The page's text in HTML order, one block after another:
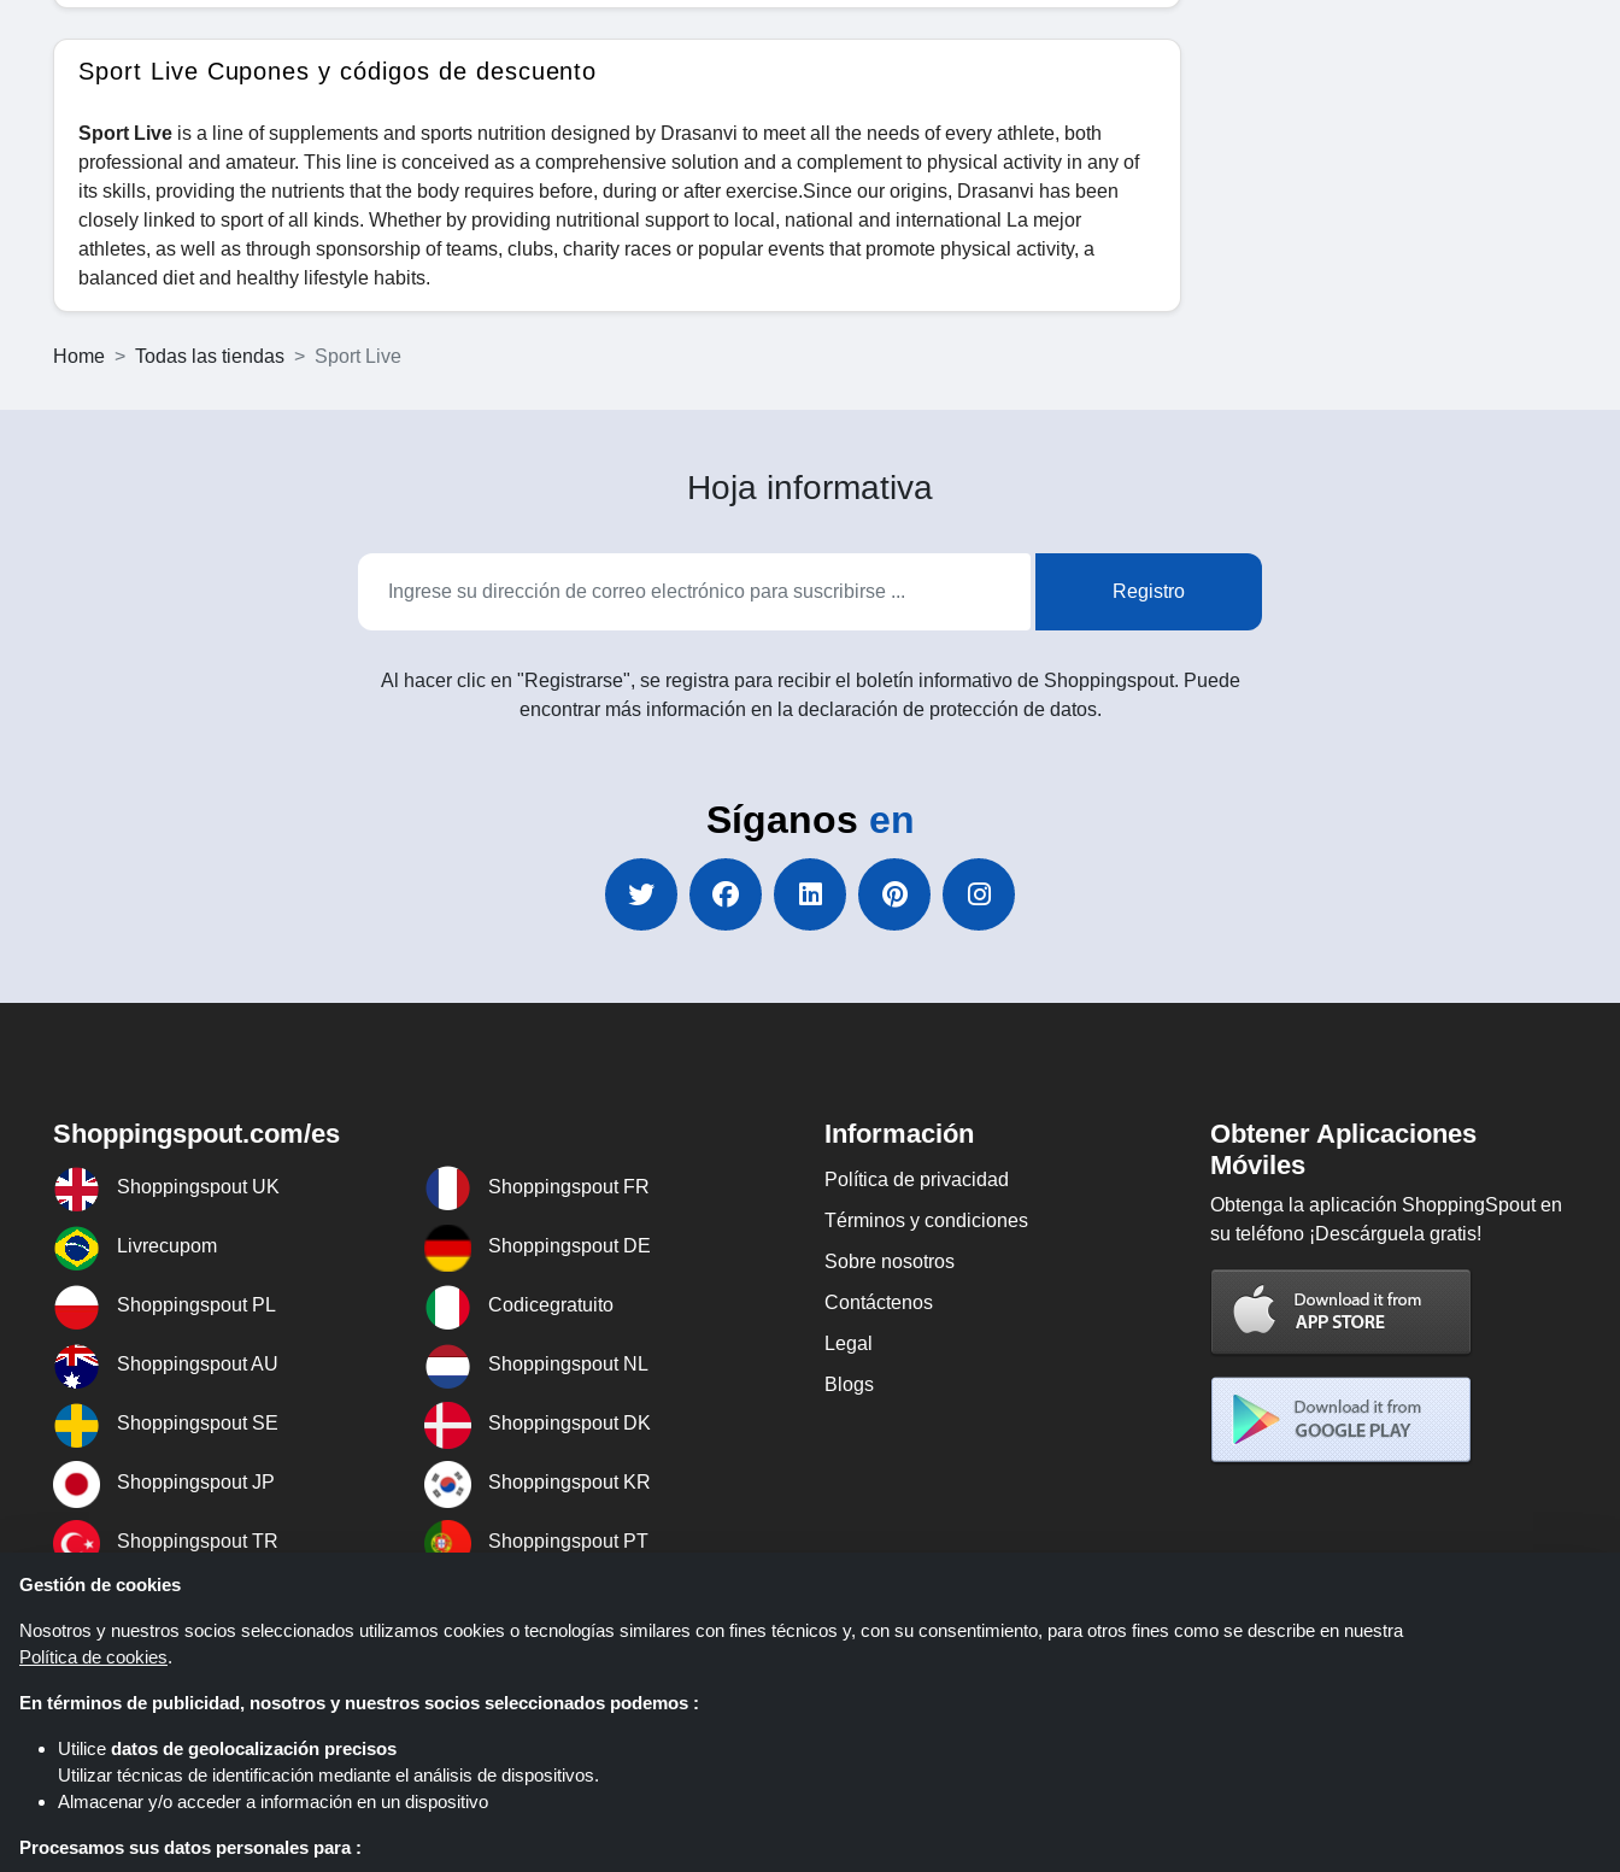
Sport Live Cupones y códigos de descuento
Sport Live is a line of supplements and sports nutrition designed by Drasanvi to meet all the needs of every athlete, both
professional and amateur. This line is conceived as a comprehensive solution and a complement to physical activity in any of
its skills, providing the nutrients that the body requires before, during or after exercise.Since our origins, Drasanvi has been
closely linked to sport of all kinds. Whether by providing nutritional support to local, national and international La mejor
athletes, as well as through sponsorship of teams, clubs, charity races or popular events that promote physical activity, a
balanced diet and healthy lifestyle habits.
Home Todas las tiendas Sport Live
Hoja informativa
Registro
Al hacer clic en "Registrarse", se registra para recibir el boletín informativo de Shoppingspout. Puede
encontrar más información en la declaración de protección de datos.
Síganos en
Shoppingspout.com/es
Shoppingspout UK Shoppingspout FR
Livrecupom Shoppingspout DE
Shoppingspout PL Codicegratuito
Shoppingspout AU Shoppingspout NL
Shoppingspout SE Shoppingspout DK
Shoppingspout JP Shoppingspout KR
Shoppingspout TR Shoppingspout PT
Información
Política de privacidad
Términos y condiciones
Sobre nosotros
Contáctenos
Legal
Blogs
Obtener Aplicaciones
Móviles
Obtenga la aplicación ShoppingSpout en
su teléfono ¡Descárguela gratis!
Shoppingspout.com/es es un sitio web que presenta ofertas, descuentos y cupones; Estas ofertas u ofertas están disponibles a través de
diferentes redes de afiliados. Shoppingspout.com/es o su personal no participan cuando usted realiza una compra a través de estos enlaces,
Gestión de cookies
Nosotros y nuestros socios seleccionados utilizamos cookies o tecnologías similares con fines técnicos y, con su consentimiento, para otros fines como se describe en nuestra
Política de cookies.
En términos de publicidad, nosotros y nuestros socios seleccionados podemos :
Utilice datos de geolocalización precisos
Utilizar técnicas de identificación mediante el análisis de dispositivos.
Almacenar y/o acceder a información en un dispositivo
Procesamos sus datos personales para :